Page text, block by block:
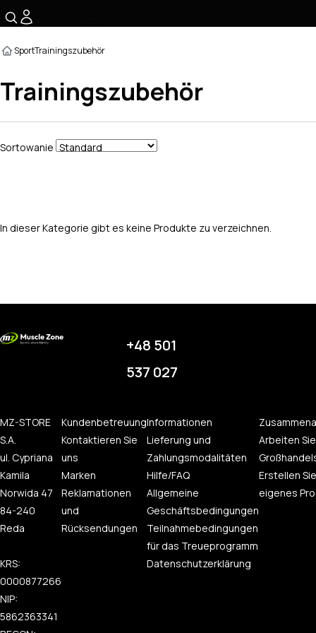
SportTrainingszubehör
Trainingszubehör
Sortowanie
In dieser Kategorie gibt es keine Produkte zu verzeichnen.
+48 501
537 027
MZ-STORE
S.A.
ul. Cypriana
Kamila
Norwida 47
84-240
Reda
KRS:
0000877266
NIP:
5862363341
Kundenbetreuung
Kontaktieren Sie
uns
Marken
Reklamationen
und
Rücksendungen
Informationen
Lieferung und
Zahlungsmodalitäten
Hilfe/FAQ
Allgemeine
Geschäftsbedingungen
Teilnahmebedingungen
für das Treueprogramm
Datenschutzerklärung
Arbeiten
Erstellen
eigenes